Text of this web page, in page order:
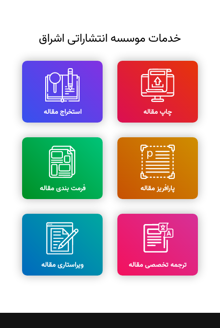
خدمات موسسه انتشاراتی اشراق
چاپ مقاله استخراج مقاله
پارافریز مقاله فرمت بندی مقاله
ترجمه تخصصی مقاله ویراستاری مقاله